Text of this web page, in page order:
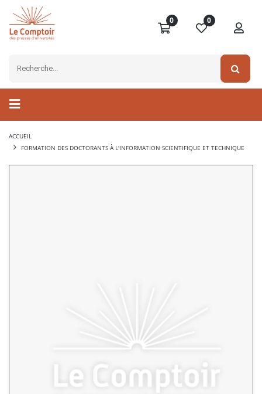
0 0
ACCUEIL
FORMATION DES DOCTORANTS À L'INFORMATION SCIENTIFIQUE ET TECHNIQUE